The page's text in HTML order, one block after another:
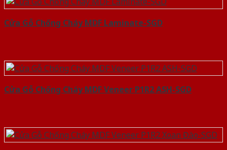
Cửa Gỗ Chống Cháy MDF Laminate-SGD
Cửa Gỗ Chống Cháy MDF Veneer P1R2 ASH-SGD